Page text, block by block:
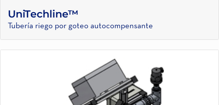
UniTechline™
Tubería riego por goteo autocompensante